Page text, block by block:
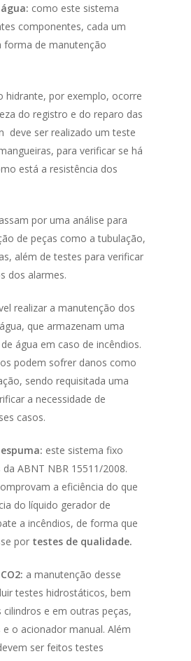
como este sistema
componentes, cada um
forma de manutenção
hidrante, por exemplo, ocorre
do registro e do reparo das
deve ser realizado um teste
para verificar se há
está a resistência dos
por uma análise para
de peças como a tubulação,
além de testes para verificar
dos alarmes.
realizar a manutenção dos
que armazenam uma
água em caso de incêndios.
podem sofrer danos como
sendo requisitada uma
a necessidade de
casos.
este sistema fixo
ABNT NBR 15511/2008.
a eficiência do que
do líquido gerador de
a incêndios, de forma que
por testes de qualidade.
a manutenção desse
testes hidrostáticos, bem
e em outras peças,
o acionador manual. Além
ser feitos testes